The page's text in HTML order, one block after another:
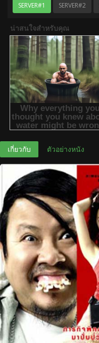
SERVER#1 SERVER#2
เกี่ยวกับ ตัวอย่างหนัง